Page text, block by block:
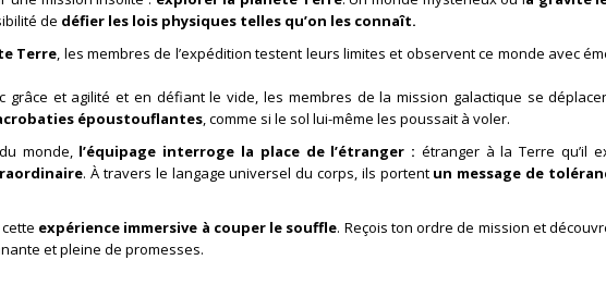
de défier les lois physiques telles qu’on les connaît.
Terre, les membres de l’expédition testent leurs limites et observent ce monde avec
grâce et agilité et en défiant le vide, les membres de la mission galactique se
époustouflantes, comme si le sol lui-même les poussait à voler.
monde, l’équipage interroge la place de l’étranger : étranger à la Terre qu’il
. À travers le langage universel du corps, ils portent un message de
expérience immersive à couper le souffle. Reçois ton ordre de mission et
et pleine de promesses.